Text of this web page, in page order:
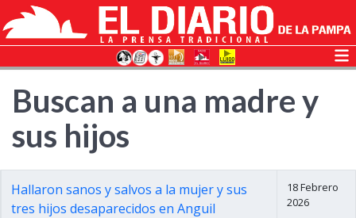
Buscan a una madre y
sus hijos
Hallaron sanos y salvos a la mujer y sus
tres hijos desaparecidos en Anguil
18 Febrero
2026